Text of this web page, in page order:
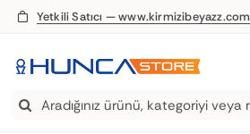
Skip
content
Yetkili Satıcı — www.kirmizibeyazz.com
EDT Parfüm
Search